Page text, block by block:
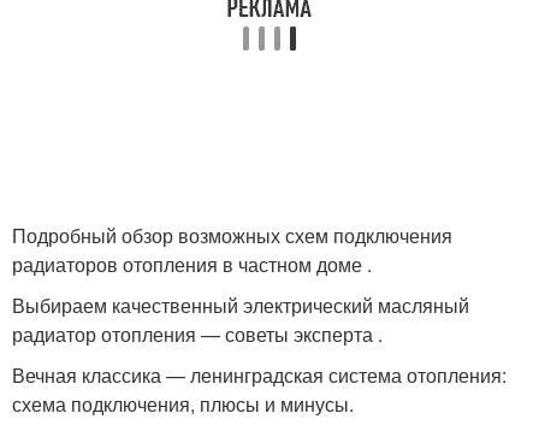
Подробный обзор возможных схем подключения
радиаторов отопления в частном доме .
Выбираем качественный электрический масляный
радиатор отопления — советы эксперта .
Вечная классика — ленинградская система отопления:
схема подключения, плюсы и минусы.